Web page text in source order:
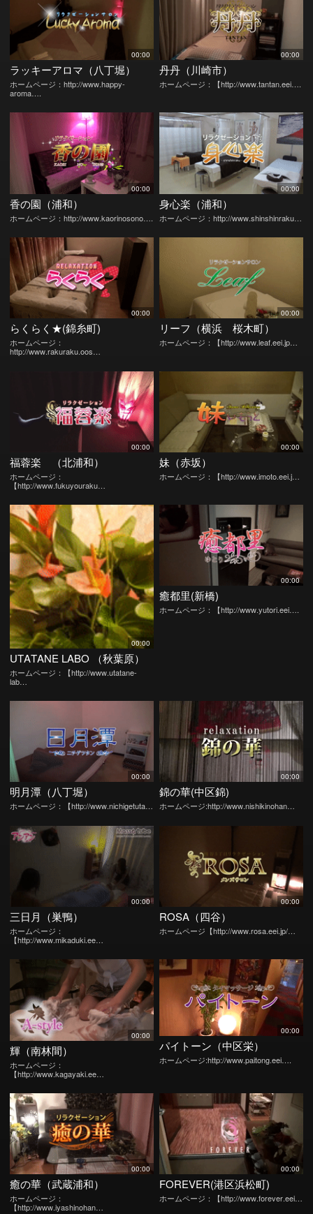
00:00
ラッキーアロマ（八丁堀）
ホームページ：http://www.happy-
aroma….
00:00
丹丹（川崎市）
ホームページ：【http://www.tantan.eei….
00:00
香の園（浦和）
ホームページ：http://www.kaorinosono….
00:00
身心楽（浦和）
ホームページ：http://www.shinshinraku…
00:00
らくらく★(錦糸町)
ホームページ：
http://www.rakuraku.oos…
00:00
リーフ（横浜 桜木町）
ホームページ：【http://www.leaf.eei.jp…
00:00
福蓉楽 （北浦和）
ホームページ：
【http://www.fukuyouraku…
00:00
妹（赤坂）
ホームページ：【http://www.imoto.eei.j…
00:00
UTATANE LABO （秋葉原）
ホームページ：【http://www.utatane-
lab…
00:00
癒都里(新橋)
ホームページ：【http://www.yutori.eei….
00:00
明月潭（八丁堀）
ホームページ：【http://www.nichigetuta…
00:00
錦の華(中区錦)
ホームページ:http://www.nishikinohan…
00:00
三日月（巣鴨）
ホームページ：
【http://www.mikaduki.ee…
00:00
ROSA（四谷）
ホームページ【http://www.rosa.eei.jp/…
00:00
輝（南林間）
ホームページ：
【http://www.kagayaki.ee…
00:00
パイトーン（中区栄）
ホームページ:http://www.paitong.eei….
00:00
癒の華（武蔵浦和）
ホームページ：
【http://www.iyashinohan…
00:00
FOREVER(港区浜松町)
ホームページ：【http://www.forever.eei…